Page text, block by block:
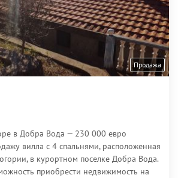
Продажа
в Добра Вода — 230 000 евро
вилла с 4 спальнями, расположенная
в курортном поселке Добра Вода.
приобрести недвижимость на